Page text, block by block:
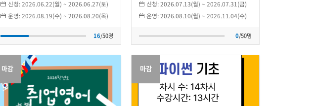
신청:2026.06.22(월) ~ 2026.06.27(토)
운영:2026.08.19(수) ~ 2026.08.20(목)
16/50명
신청:2026.07.13(월) ~ 2026.07.31(금)
운영:2026.08.10(월) ~ 2026.11.04(수)
0/50명
마감 마감